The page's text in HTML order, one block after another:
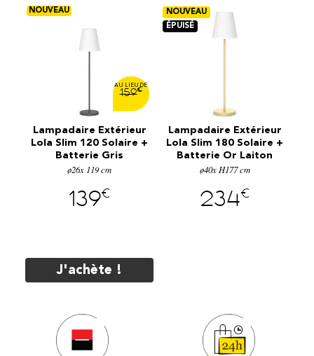
159€
Lampadaire Extérieur
Lola Slim 120 Solaire +
Batterie Gris
Anthracite
ø26x 119 cm
139€
J'achète !
Lampadaire Extérieur
Lola Slim 180 Solaire +
Batterie Or Laiton
ø40x H177 cm
234€